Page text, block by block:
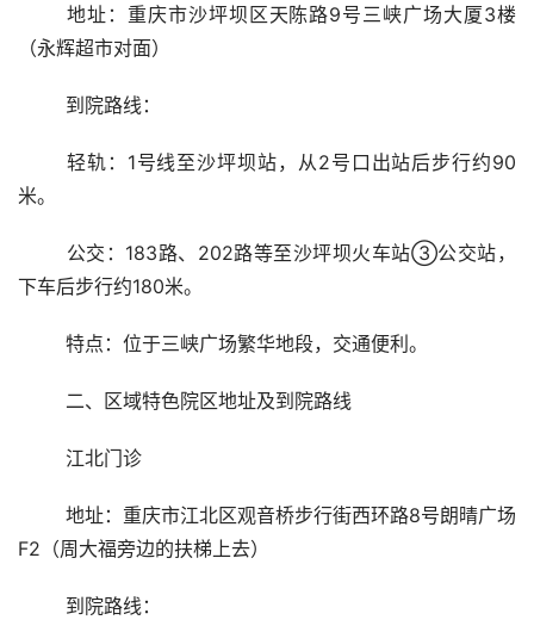
（永辉超市对面）
	到院路线：
米。
下车后步行约180米。
	特点：位于三峡广场繁华地段，交通便利。
	二、区域特色院区地址及到院路线
	江北门诊
F2（周大福旁边的扶梯上去）
	到院路线：